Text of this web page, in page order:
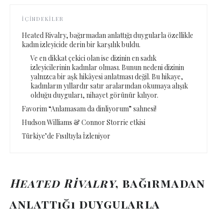
İÇINDEKILER
Heated Rivalry, bağırmadan anlattığı duygularla özellikle
kadın izleyicide derin bir karşılık buldu.
Ve en dikkat çekici olan ise dizinin en sadık
izleyicilerinin kadınlar olması. Bunun nedeni dizinin
yalnızca bir aşk hikâyesi anlatması değil. Bu hikaye,
kadınların yıllardır satır aralarından okumaya alışık
olduğu duyguları, nihayet görünür kılıyor.
Favorim “Anlamasam da dinliyorum” sahnesi!
Hudson Williams & Connor Storrie etkisi
Türkiye’de Fısıltıyla İzleniyor
Heated Rivalry, bağırmadan
anlattığı duygularla